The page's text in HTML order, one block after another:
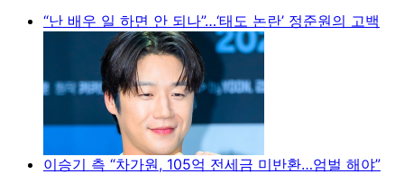
“난 배우 일 하면 안 되나”…‘태도 논란’ 정준원의 고백
이승기 측 “차가원, 105억 전세금 미반환…엄벌 해야”